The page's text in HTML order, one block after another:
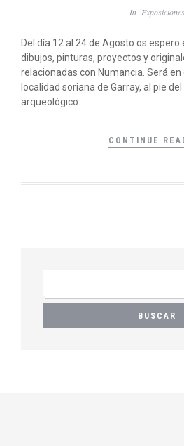
In Exposiciones
Del día 12 al 24 de Agosto os espero
dibujos, pinturas, proyectos y
relacionadas con Numancia. Será
localidad soriana de Garray, al pie
arqueológico.
CONTINUE